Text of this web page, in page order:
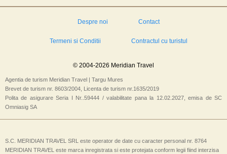
Despre noi Contact
Termeni si Conditii Contractul cu turistul
© 2004-2026 Meridian Travel
Agentia de turism Meridian Travel | Targu Mures
Brevet de turism nr. 8603/2004, Licenta de turism nr.1635/2019
Polita de asigurare Seria I Nr..59444 / valabilitate pana la 12.02.2027, emisa de SC
Omniasig SA
S.C. MERIDIAN TRAVEL SRL este operator de date cu caracter personal nr. 8764
MERIDIAN TRAVEL este marca inregistrata si este protejata conform legii fiind interzisa